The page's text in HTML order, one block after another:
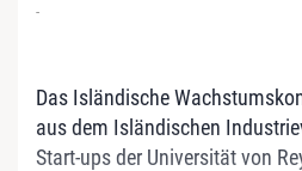
-
Das Isländische
aus dem Isländischen
Start-ups der Universität von